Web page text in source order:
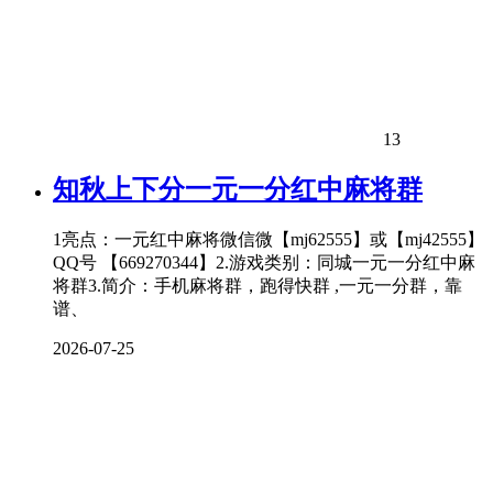
13
知秋上下分一元一分红中麻将群
1亮点：一元红中麻将微信微【mj62555】或【mj42555】
QQ号 【669270344】2.游戏类别：同城一元一分红中麻
将群3.简介：手机麻将群，跑得快群 ,一元一分群，靠
谱、
2026-07-25